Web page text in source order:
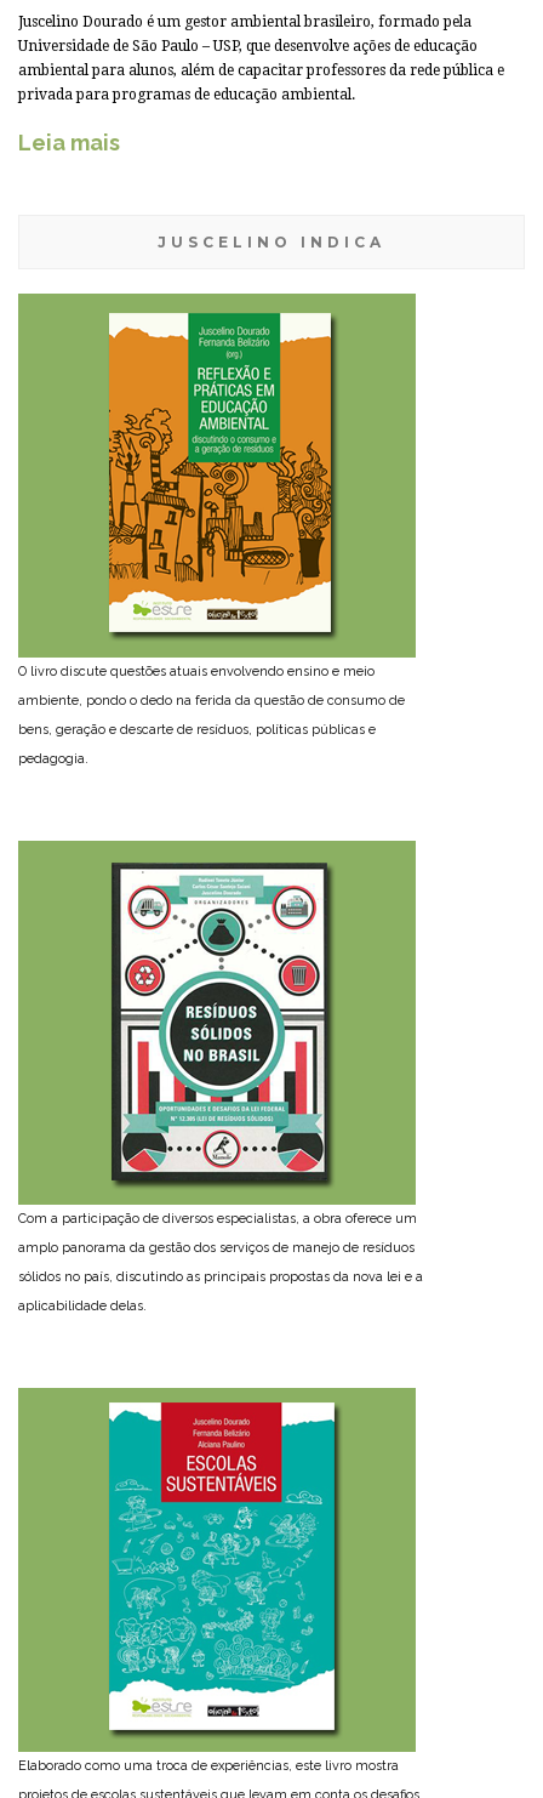
Juscelino Dourado é um gestor ambiental brasileiro, formado pela
Universidade de São Paulo – USP, que desenvolve ações de educação
ambiental para alunos, além de capacitar professores da rede pública e
privada para programas de educação ambiental.
Leia mais
JUSCELINO INDICA
O livro discute questões atuais envolvendo ensino e meio
ambiente, pondo o dedo na ferida da questão de consumo de
bens, geração e descarte de resíduos, políticas públicas e
pedagogia.
Com a participação de diversos especialistas, a obra oferece um
amplo panorama da gestão dos serviços de manejo de resíduos
sólidos no país, discutindo as principais propostas da nova lei e a
aplicabilidade delas.
Elaborado como uma troca de experiências, este livro mostra
projetos de escolas sustentáveis que levam em conta os desafios